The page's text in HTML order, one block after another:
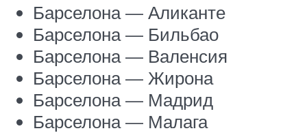
Барселона — Аликанте
Барселона — Бильбао
Барселона — Валенсия
Барселона — Жирона
Барселона — Мадрид
Барселона — Малага